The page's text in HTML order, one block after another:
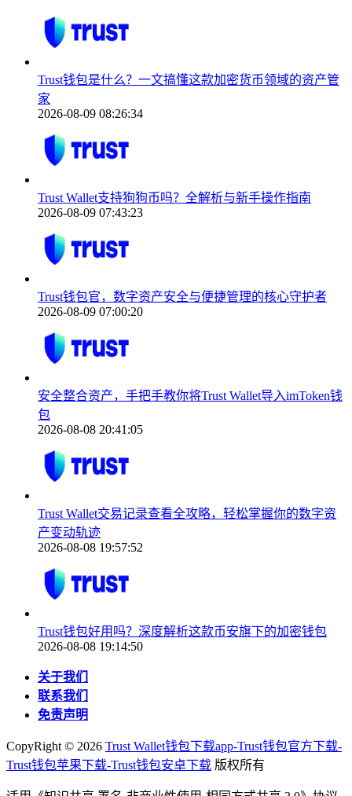
Trust钱包是什么？一文搞懂这款加密货币领域的资产管
家
2026-08-09 08:26:34
Trust Wallet支持狗狗币吗？全解析与新手操作指南
2026-08-09 07:43:23
Trust钱包官，数字资产安全与便捷管理的核心守护者
2026-08-09 07:00:20
安全整合资产，手把手教你将Trust Wallet导入imToken钱
包
2026-08-08 20:41:05
Trust Wallet交易记录查看全攻略，轻松掌握你的数字资
产变动轨迹
2026-08-08 19:57:52
Trust钱包好用吗？深度解析这款币安旗下的加密钱包
2026-08-08 19:14:50
关于我们
联系我们
免责声明
CopyRight © 2026 Trust Wallet钱包下载app-Trust钱包官方下载-
Trust钱包苹果下载-Trust钱包安卓下载 版权所有